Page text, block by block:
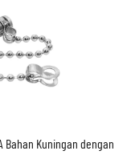
Bahan Kuningan dengan